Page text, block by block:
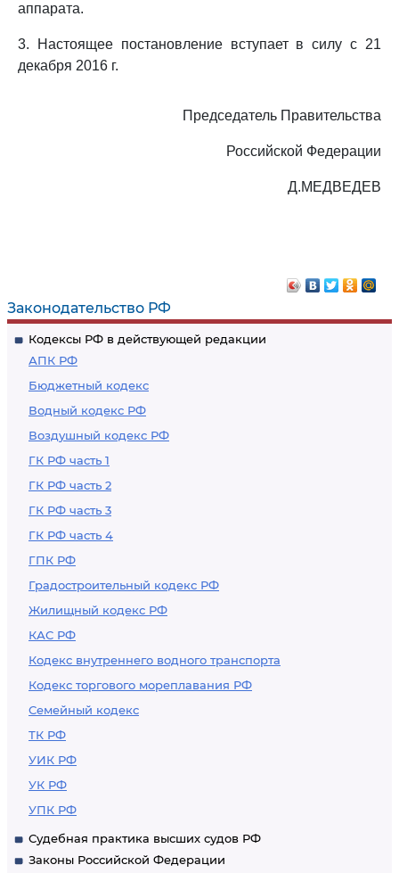
Законодательство РФ
Кодексы РФ в действующей редакции
АПК РФ
Бюджетный кодекс
Водный кодекс РФ
Воздушный кодекс РФ
ГК РФ часть 1
ГК РФ часть 2
ГК РФ часть 3
ГК РФ часть 4
ГПК РФ
Градостроительный кодекс РФ
Жилищный кодекс РФ
КАС РФ
Кодекс внутреннего водного транспорта
Кодекс торгового мореплавания РФ
Семейный кодекс
ТК РФ
УИК РФ
УК РФ
УПК РФ
Судебная практика высших судов РФ
Законы Российской Федерации
аппарата.
3. Настоящее постановление вступает в силу с 21
декабря 2016 г.
Председатель Правительства
Российской Федерации
Д.МЕДВЕДЕВ